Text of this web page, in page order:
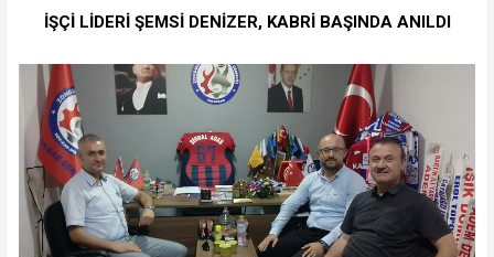
İŞÇİ LİDERİ ŞEMSİ DENİZER, KABRİ BAŞINDA ANILDI